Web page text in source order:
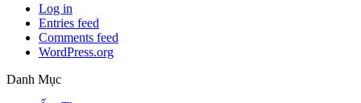
Log in
Entries feed
Comments feed
WordPress.org
Danh Mục